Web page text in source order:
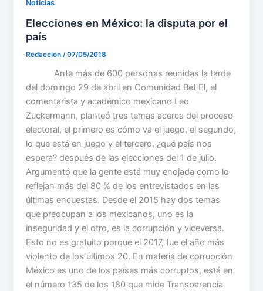
Noticias
Elecciones en México: la disputa por el
país
Redaccion /07/05/2018
Ante más de 600 personas reunidas la tarde
del domingo 29 de abril en Comunidad Bet El, el
comentarista y académico mexicano Leo
Zuckermann, planteó tres temas acerca del proceso
electoral, el primero es cómo va el juego, el segundo,
lo que está en juego y el tercero, ¿qué país nos
espera? después de las elecciones del 1 de julio.
Argumentó que la gente está muy enojada como lo
reflejan más del 80 % de los entrevistados en las
últimas encuestas. Desde el 2015 hay dos temas
que preocupan a los mexicanos, uno es la
inseguridad y el otro, es la corrupción y viceversa.
Esto no es gratuito porque el 2017, fue el año más
violento de los últimos 20. En materia de corrupción
México es uno de los países más corruptos, está en
el número 135 de los 180 que mide Transparencia